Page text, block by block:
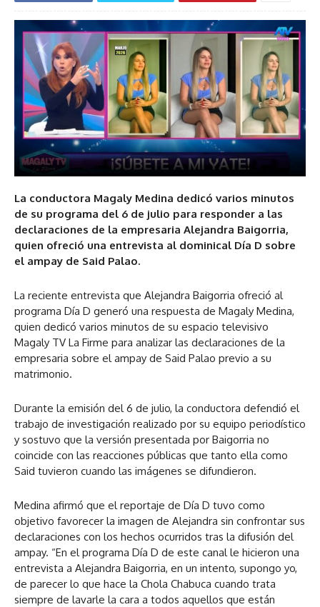
La conductora Magaly Medina dedicó varios minutos
de su programa del 6 de julio para responder a las
declaraciones de la empresaria Alejandra Baigorria,
quien ofreció una entrevista al dominical Día D sobre
el ampay de Said Palao.
La reciente entrevista que Alejandra Baigorria ofreció al
programa Día D generó una respuesta de Magaly Medina,
quien dedicó varios minutos de su espacio televisivo
Magaly TV La Firme para analizar las declaraciones de la
empresaria sobre el ampay de Said Palao previo a su
matrimonio.
Durante la emisión del 6 de julio, la conductora defendió el
trabajo de investigación realizado por su equipo periodístico
y sostuvo que la versión presentada por Baigorria no
coincide con las reacciones públicas que tanto ella como
Said tuvieron cuando las imágenes se difundieron.
Medina afirmó que el reportaje de Día D tuvo como
objetivo favorecer la imagen de Alejandra sin confrontar sus
declaraciones con los hechos ocurridos tras la difusión del
ampay. “En el programa Día D de este canal le hicieron una
entrevista a Alejandra Baigorria, en un intento, supongo yo,
de parecer lo que hace la Chola Chabuca cuando trata
siempre de lavarle la cara a todos aquellos que están